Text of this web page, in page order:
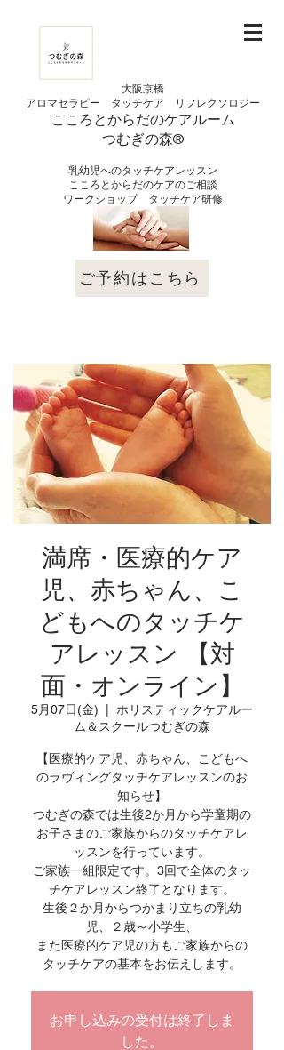
大阪京橋
アロマセラピー タッチケア
リフレクソロジー
こころとからだのケアルーム
つむぎの​森®︎
​乳幼児へのタッチケアレッスン
こころとからだのケアのご相談
​ワークショップ タッチケア研修
ご予約はこちら
満席・医療的ケア
児、赤ちゃん、こ
どもへのタッチケ
アレッスン 【対
面・オンライン】
5月07日(金)
ホリスティックケアルー
ム＆スクールつむぎの森
【医療的ケア児、赤ちゃん、こどもへ
のラヴィングタッチケアレッスンのお
知らせ】
つむぎの森では生後2か月から学童期の
お子さまのご家族からのタッチケアレ
ッスンを行っています。
ご家族一組限定です。3回で全体のタッ
チケアレッスン終了となります。
生後２か月からつかまり立ちの乳幼
児、２歳～小学生、
また医療的ケア児の方もご家族からの
タッチケアの基本をお伝えします。
お申し込みの受付は終了しま
した。